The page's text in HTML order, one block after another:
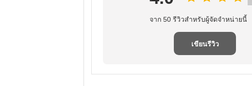
จาก 50 รีวิวสําหรับผู้จัดจําหน่ายนี้
เขียนรีวิว